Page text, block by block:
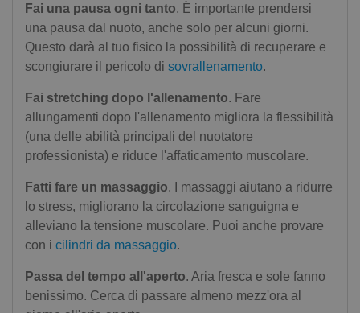
Fai una pausa ogni tanto. È importante prendersi
una pausa dal nuoto, anche solo per alcuni giorni.
Questo darà al tuo fisico la possibilità di recuperare e
scongiurare il pericolo di sovrallenamento.
Fai stretching dopo l'allenamento. Fare
allungamenti dopo l'allenamento migliora la flessibilità
(una delle abilità principali del nuotatore
professionista) e riduce l'affaticamento muscolare.
Fatti fare un massaggio. I massaggi aiutano a ridurre
lo stress, migliorano la circolazione sanguigna e
alleviano la tensione muscolare. Puoi anche provare
con i cilindri da massaggio.
Passa del tempo all'aperto. Aria fresca e sole fanno
benissimo. Cerca di passare almeno mezz'ora al